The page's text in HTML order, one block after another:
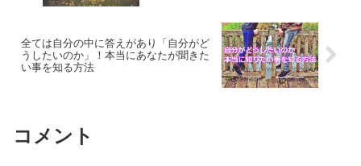
全ては自分の中に答えがあり「自分がど
うしたいのか」！本当にあなたが聞きた
い事を知る方法
コメント